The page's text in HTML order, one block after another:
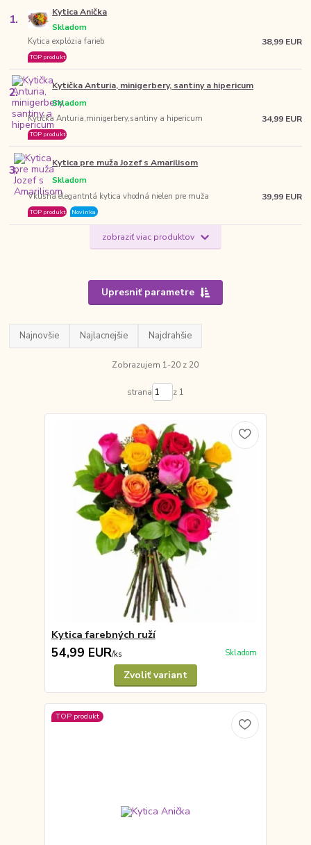
1. Kytica Anička
Kytica explózia farieb
Skladom
TOP produkt
38,99 EUR
2. Kytička Anturia, minigerbery, santiny a hipericum
Kytička Anturia,minigerbery,santiny a hipericum
Skladom
TOP produkt
34,99 EUR
3. Kytica pre muža Jozef s Amarilisom
Vkusná elegantntá kytica vhodná nielen pre muža
Skladom
TOP produkt Novinka
39,99 EUR
zobraziť viac produktov
Upresniť parametre
Najnovšie Najlacnejšie Najdrahšie
Zobrazujem 1-20 z 20
strana z 1
Kytica farebných ruží
54,99 EUR/ks Skladom
Zvoliť variant
TOP produkt